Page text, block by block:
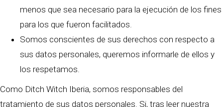
menos que sea necesario para la ejecución de los fines
para los que fueron facilitados.
Somos conscientes de sus derechos con respecto a
sus datos personales, queremos informarle de ellos y
los respetamos.
Como Ditch Witch Iberia, somos responsables del
tratamiento de sus datos personales. Si, tras leer nuestra